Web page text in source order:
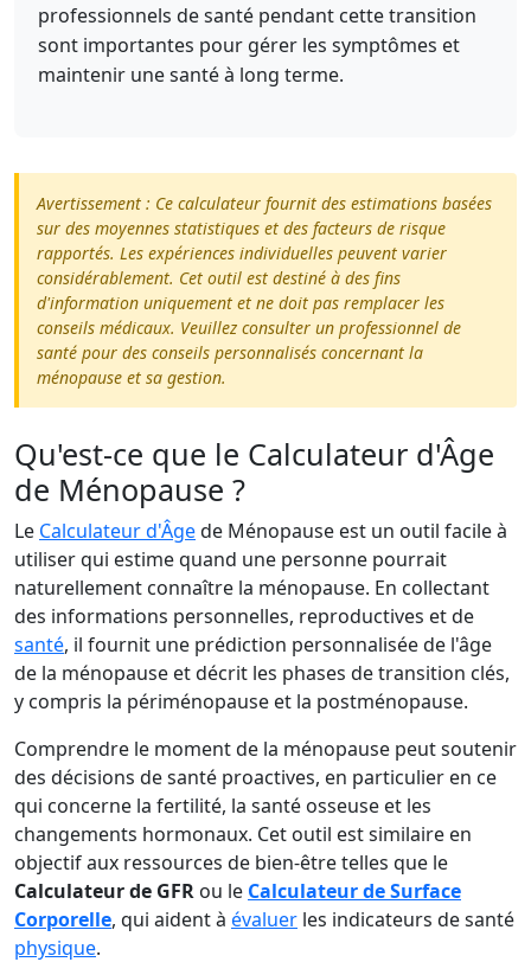
professionnels de santé pendant cette transition
sont importantes pour gérer les symptômes et
maintenir une santé à long terme.
Avertissement : Ce calculateur fournit des estimations basées
sur des moyennes statistiques et des facteurs de risque
rapportés. Les expériences individuelles peuvent varier
considérablement. Cet outil est destiné à des fins
d'information uniquement et ne doit pas remplacer les
conseils médicaux. Veuillez consulter un professionnel de
santé pour des conseils personnalisés concernant la
ménopause et sa gestion.
Qu'est-ce que le Calculateur d'Âge
de Ménopause ?
Le Calculateur d'Âgede Ménopause est un outil facile à
utiliser qui estime quand une personne pourrait
naturellement connaître la ménopause. En collectant
des informations personnelles, reproductives et de
santé, il fournit une prédiction personnalisée de l'âge
de la ménopause et décrit les phases de transition clés,
y compris la périménopause et la postménopause.
Comprendre le moment de la ménopause peut soutenir
des décisions de santé proactives, en particulier en ce
qui concerne la fertilité, la santé osseuse et les
changements hormonaux. Cet outil est similaire en
objectif aux ressources de bien-être telles que le
Calculateur de GFR ou le Calculateur de Surface
Corporelle, qui aident à évaluer les indicateurs de santé
physique.